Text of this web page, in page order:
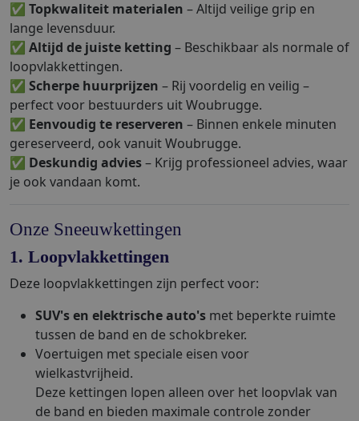
✅ Topkwaliteit materialen – Altijd veilige grip en
lange levensduur.
✅ Altijd de juiste ketting – Beschikbaar als normale of
loopvlakkettingen.
✅ Scherpe huurprijzen – Rij voordelig en veilig –
perfect voor bestuurders uit Woubrugge.
✅ Eenvoudig te reserveren – Binnen enkele minuten
gereserveerd, ook vanuit Woubrugge.
✅ Deskundig advies– Krijg professioneel advies, waar
je ook vandaan komt.
Onze Sneeuwkettingen
1. Loopvlakkettingen
Deze loopvlakkettingen zijn perfect voor:
SUV's en elektrische auto's met beperkte ruimte
tussen de band en de schokbreker.
Voertuigen met speciale eisen voor
wielkastvrijheid.
Deze kettingen lopen alleen over het loopvlak van
de band en bieden maximale controle zonder